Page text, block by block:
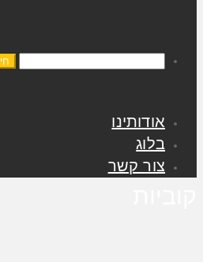
אודותינו
בלוג
צור קשר